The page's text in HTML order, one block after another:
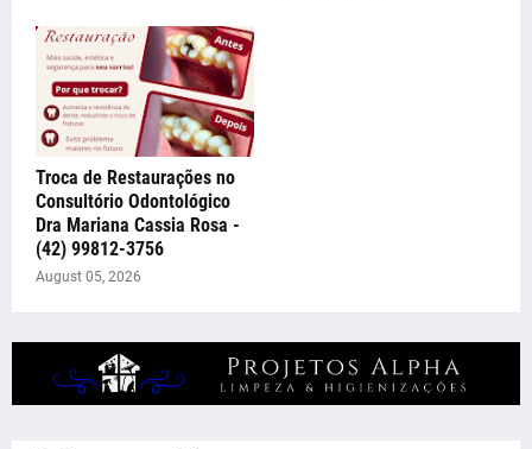
Troca de Restaurações no
Consultório Odontológico
Dra Mariana Cassia Rosa -
(42) 99812-3756
August 05, 2026